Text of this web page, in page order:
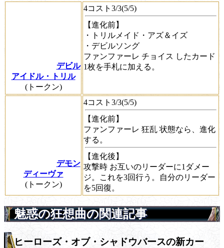
デビル
アイドル・トリル
(トークン)
4コスト3/3(5/5)
【進化前】
・トリルメイド・アズ＆イズ
・デビルソング
ファンファーレ チョイス したカード
1枚を手札に加える。
デモン
ディーヴァ
(トークン)
4コスト3/3(5/5)
【進化前】
ファンファーレ 狂乱 状態なら、進化
する。
【進化後】
攻撃時 お互いのリーダーに1ダメー
ジ。これを3回行う。自分のリーダー
を5回復。
魅惑の狂想曲の関連記事
ヒーローズ・オブ・シャドウバースの新カー